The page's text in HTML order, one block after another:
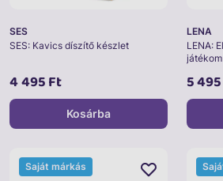
SES
SES: Kavics díszítő készlet
4 495 Ft
Kosárba
LENA
LENA:
játékom
5
Saját márkás